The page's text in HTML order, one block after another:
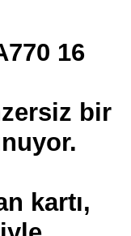
16
bir
kartı,